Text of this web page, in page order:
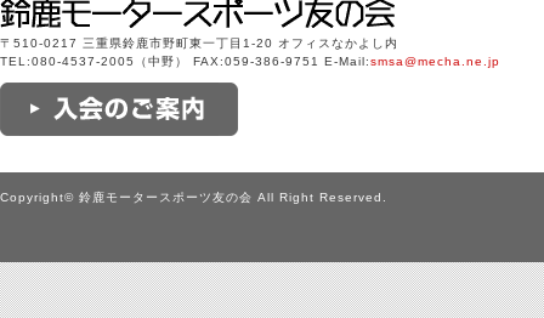
〒510-0217 三重県鈴鹿市野町東一丁目1-20 オフィスなかよし内
TEL:080-4537-2005（中野） FAX:059-386-9751 E-Mail:smsa@mecha.ne.jp
Copyright© 鈴鹿モータースポーツ友の会 All Right Reserved.